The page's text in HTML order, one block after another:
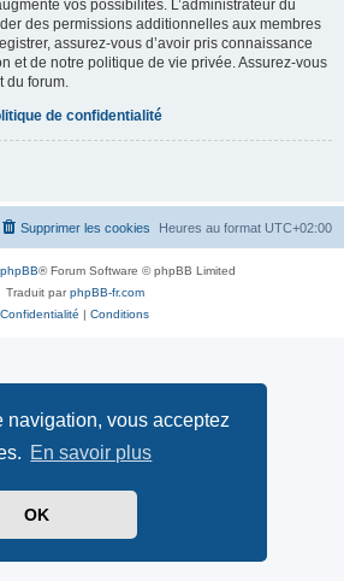
navigation, vous acceptez
En savoir plus
OK
vos possibilités. L’administrateur du
des permissions additionnelles aux membres
assurez-vous d’avoir pris connaissance
et de notre politique de vie privée. Assurez-vous
du forum.
de confidentialité
Heures au format UTC+02:00
Supprimer les cookies
phpBB® Forum Software © phpBB Limited
Traduit parphpBB-fr.com
Confidentialité | Conditions